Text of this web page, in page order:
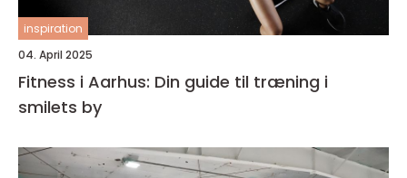
inspiration
04. April 2025
Fitness i Aarhus: Din guide til træning i
smilets by